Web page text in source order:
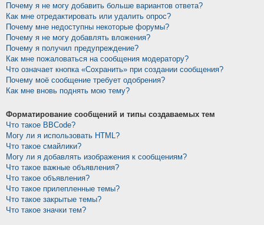
Почему я не могу добавить больше вариантов ответа?
Как мне отредактировать или удалить опрос?
Почему мне недоступны некоторые форумы?
Почему я не могу добавлять вложения?
Почему я получил предупреждение?
Как мне пожаловаться на сообщения модератору?
Что означает кнопка «Сохранить» при создании сообщения?
Почему моё сообщение требует одобрения?
Как мне вновь поднять мою тему?
Форматирование сообщений и типы создаваемых тем
Что такое BBCode?
Могу ли я использовать HTML?
Что такое смайлики?
Могу ли я добавлять изображения к сообщениям?
Что такое важные объявления?
Что такое объявления?
Что такое прилепленные темы?
Что такое закрытые темы?
Что такое значки тем?